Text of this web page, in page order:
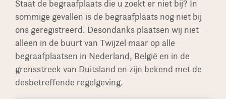
Staat de begraafplaats die u zoekt er niet bij? In
sommige gevallen is de begraafplaats nog niet bij
ons geregistreerd. Desondanks plaatsen wij niet
alleen in de buurt van Twijzel maar op alle
begraafplaatsen in Nederland, België en in de
grensstreek van Duitsland en zijn bekend met de
desbetreffende regelgeving.